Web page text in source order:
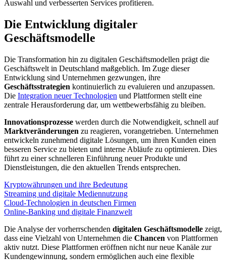
Auswahl und verbesserten Services profitieren.
Die Entwicklung digitaler
Geschäftsmodelle
Die Transformation hin zu digitalen Geschäftsmodellen prägt die
Geschäftswelt in Deutschland maßgeblich. Im Zuge dieser
Entwicklung sind Unternehmen gezwungen, ihre
Geschäftsstrategien kontinuierlich zu evaluieren und anzupassen.
Die Integration neuer Technologien und Plattformen stellt eine
zentrale Herausforderung dar, um wettbewerbsfähig zu bleiben.
Innovationsprozesse werden durch die Notwendigkeit, schnell auf
Marktveränderungen zu reagieren, vorangetrieben. Unternehmen
entwickeln zunehmend digitale Lösungen, um ihren Kunden einen
besseren Service zu bieten und interne Abläufe zu optimieren. Dies
führt zu einer schnelleren Einführung neuer Produkte und
Dienstleistungen, die den aktuellen Trends entsprechen.
Kryptowährungen und ihre Bedeutung
Streaming und digitale Mediennutzung
Cloud-Technologien in deutschen Firmen
Online-Banking und digitale Finanzwelt
Die Analyse der vorherrschenden digitalen Geschäftsmodelle zeigt,
dass eine Vielzahl von Unternehmen die Chancen von Plattformen
aktiv nutzt. Diese Plattformen eröffnen nicht nur neue Kanäle zur
Kundengewinnung, sondern ermöglichen auch eine flexible